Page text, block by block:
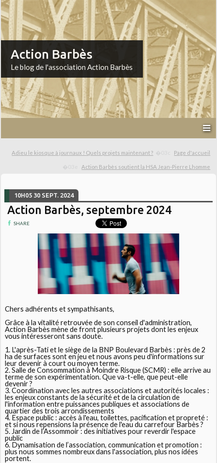
Action Barbès
Le blog de l'association Action Barbès
Adieu le kiosque à journaux ! Quels projets maintenant ? Page d'accueil
Action Barbès soutient la HSA Jean-Pierre Lhomme
10H05 30 SEPT. 2024
Action Barbès, septembre 2024
SHARE
Chers adhérents et sympathisants,
Grâce à la vitalité retrouvée de son conseil d'administration,
Action Barbès mène de front plusieurs projets dont les enjeux
vous intéresseront sans doute.
1. L'après-Tati et le siège de la BNP Boulevard Barbès : près de 2
ha de surfaces sont en jeu et nous avons peu d'informations sur
leur devenir à court ou moyen terme.
2. Salle de Consommation à Moindre Risque (SCMR) : elle arrive au
terme de son expérimentation. Que va-t-elle, que peut-elle
devenir ?
3. Coordination avec les autres associations et autorités locales :
les enjeux constants de la sécurité et de la circulation de
l'information entre puissances publiques et associations de
quartier des trois arrondissements
4. Espace public : accès à l'eau, toilettes, pacification et propreté :
et si nous repensions la présence de l'eau du carrefour Barbès ?
5. Jardin de l’Assommoir : des initiatives pour reverdir l'espace
public
6. Dynamisation de l’association, communication et promotion :
plus nous sommes nombreux dans l'association, plus nos idées
portent.